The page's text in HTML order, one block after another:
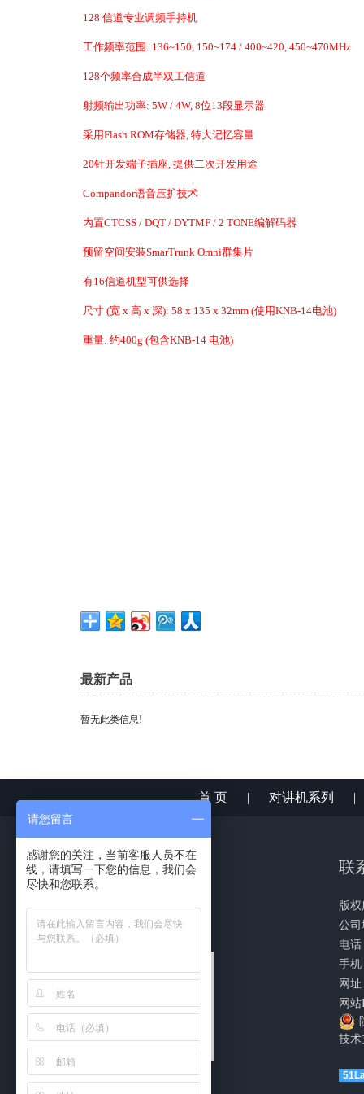
128 信道专业调频手持机
工作频率范围: 136~150, 150~174 / 400~420, 450~470MHz
128个频率合成半双工信道
射频输出功率: 5W / 4W, 8位13段显示器
采用Flash ROM存储器, 特大记忆容量
20针开发端子插座, 提供二次开发用途
Compandor语音压扩技术
内置CTCSS / DQT / DYTMF / 2 TONE编解码器
预留空间安装SmarTrunk Omni群集片
有16信道机型可供选择
尺寸 (宽 x 高 x 深): 58 x 135 x 32mm (使用KNB-14电池)
重量: 约400g (包含KNB-14 电池)
最新产品
暂无此类信息!
首 页| 对讲机系列
联
版
公司
电话
手机
网
网
技术
请您留言
感谢您的关注，当前客服人员不在
线，请填写一下您的信息，我们会
尽快和您联系。